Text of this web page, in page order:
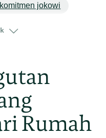
komitmen jokowi
Rumah